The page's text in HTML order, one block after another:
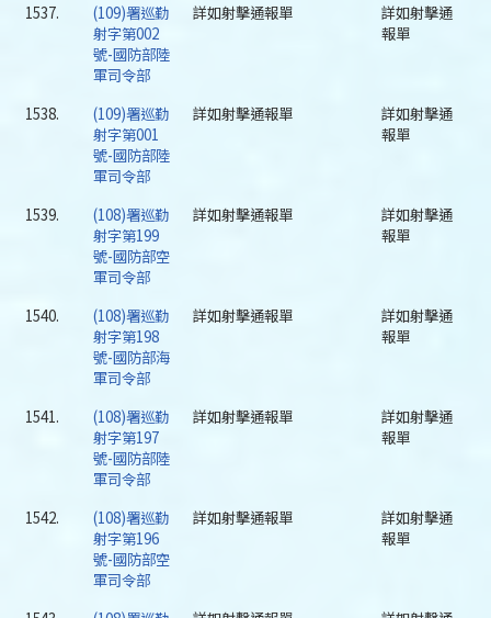
1537.
(109)署巡勤
射字第002
號-國防部陸
軍司令部
詳如射擊通報單
詳如射擊通
報單
1538.
(109)署巡勤
射字第001
號-國防部陸
軍司令部
詳如射擊通報單
詳如射擊通
報單
1539.
(108)署巡勤
射字第199
號-國防部空
軍司令部
詳如射擊通報單
詳如射擊通
報單
1540.
(108)署巡勤
射字第198
號-國防部海
軍司令部
詳如射擊通報單
詳如射擊通
報單
1541.
(108)署巡勤
射字第197
號-國防部陸
軍司令部
詳如射擊通報單
詳如射擊通
報單
1542.
(108)署巡勤
射字第196
號-國防部空
軍司令部
詳如射擊通報單
詳如射擊通
報單